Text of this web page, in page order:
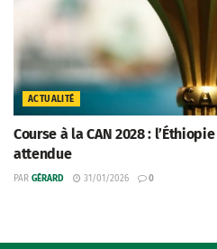
ACTUALITÉ
Course à la CAN 2028 :
attendue
PAR GÉRARD 31/01/2026 0